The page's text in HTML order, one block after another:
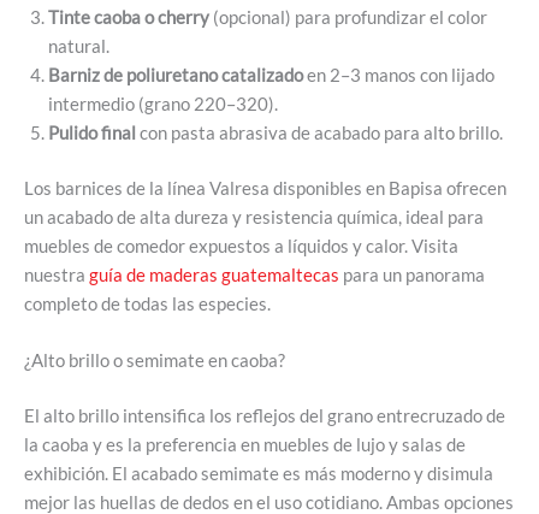
Tinte caoba o cherry (opcional) para profundizar el color
natural.
Barniz de poliuretano catalizadoen 2–3 manos con lijado
intermedio (grano 220–320).
Pulido final con pasta abrasiva de acabado para alto brillo.
Los barnices de la línea Valresa disponibles en Bapisa ofrecen
un acabado de alta dureza y resistencia química, ideal para
muebles de comedor expuestos a líquidos y calor. Visita
nuestra guía de maderas guatemaltecas para un panorama
completo de todas las especies.
¿Alto brillo o semimate en caoba?
El alto brillo intensifica los reflejos del grano entrecruzado de
la caoba y es la preferencia en muebles de lujo y salas de
exhibición. El acabado semimate es más moderno y disimula
mejor las huellas de dedos en el uso cotidiano. Ambas opciones